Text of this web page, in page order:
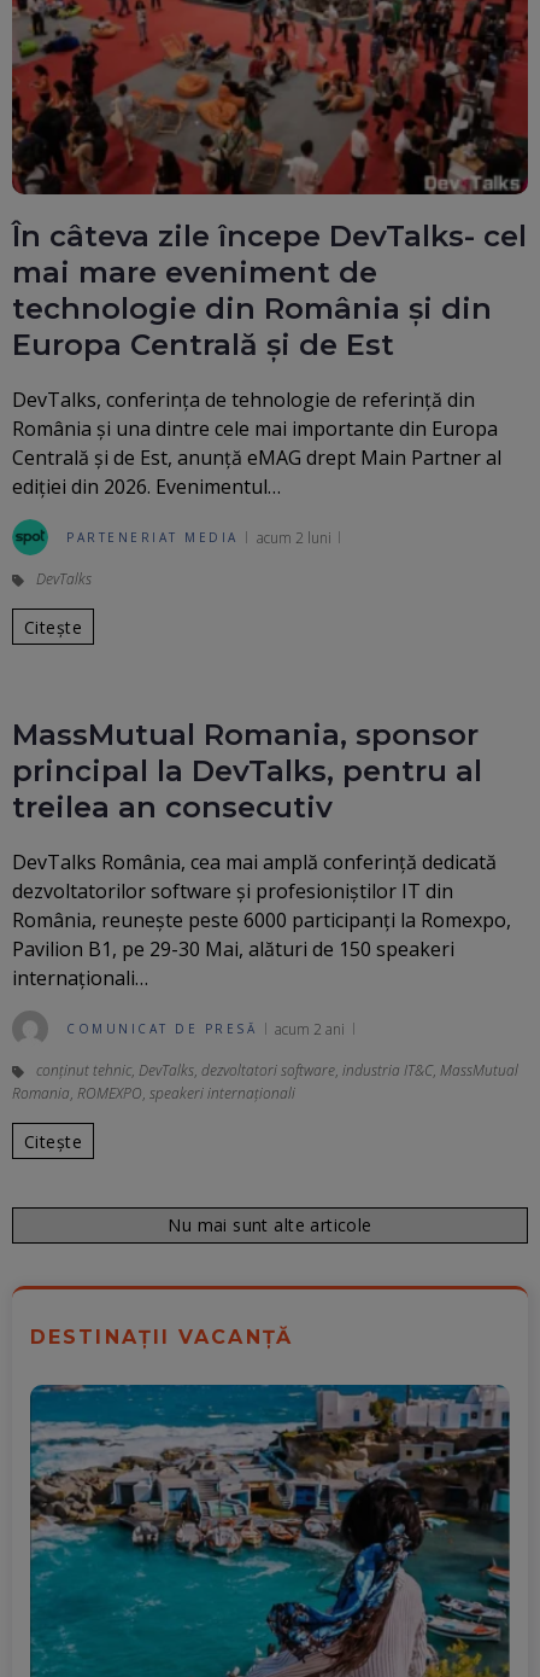
În câteva zile începe DevTalks- cel
mai mare eveniment de
technologie din România și din
Europa Centrală și de Est
DevTalks, conferința de tehnologie de referință din
România și una dintre cele mai importante din Europa
Centrală și de Est, anunță eMAG drept Main Partner al
ediției din 2026. Evenimentul…
PARTENERIAT MEDIA acum 2 luni
DevTalks
Citește
MassMutual Romania, sponsor
principal la DevTalks, pentru al
treilea an consecutiv
DevTalks România, cea mai amplă conferință dedicată
dezvoltatorilor software și profesioniștilor IT din
România, reunește peste 6000 participanți la Romexpo,
Pavilion B1, pe 29-30 Mai, alături de 150 speakeri
internaționali…
COMUNICAT DE PRESĂ acum 2 ani
conținut tehnic, DevTalks, dezvoltatori software, industria IT&C, MassMutual
Romania, ROMEXPO, speakeri internaționali
Citește
Nu mai sunt alte articole
DESTINAȚII VACANȚĂ